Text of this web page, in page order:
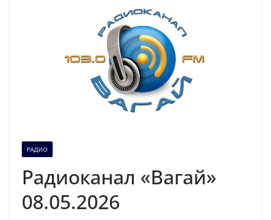
РАДИО
Радиоканал «Вагай»
08.05.2026